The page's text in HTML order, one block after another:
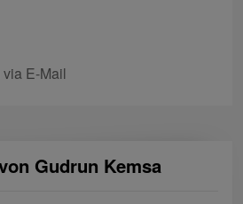
E-Mail
Gudrun Kemsa